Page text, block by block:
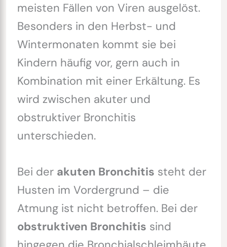
meisten Fällen von Viren ausgelöst.
Besonders in den Herbst- und
Wintermonaten kommt sie bei
Kindern häufig vor, gern auch in
Kombination mit einer Erkältung. Es
wird zwischen akuter und
obstruktiver Bronchitis
unterschieden.
Bei der akuten Bronchitis steht der
Husten im Vordergrund – die
Atmung ist nicht betroffen. Bei der
obstruktiven Bronchitis sind